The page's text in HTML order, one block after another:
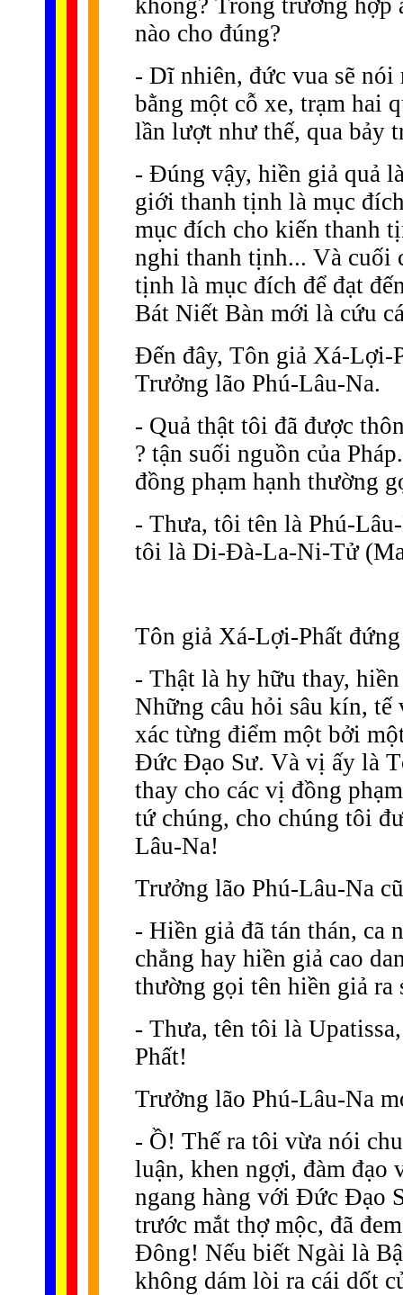
không? Trong trường hợp
nào cho đúng?
- Dĩ nhiên, đức vua sẽ
bằng một cỗ xe, trạm hai
lần lượt như thế, qua bảy
- Ðúng vậy, hiền giả quả
giới thanh tịnh là mục
mục đích cho kiến thanh
nghi thanh tịnh... Và cuối
tịnh là mục đích để đạt
Bát Niết Bàn mới là cứu
Ðến đây, Tôn giả Xá-Lợi-
Trưởng lão Phú-Lâu-Na.
- Quả thật tôi đã được
? tận suối nguồn của
đồng phạm hạnh thường
- Thưa, tôi tên là Phú-
tôi là Di-Ðà-La-Ni-Tử
Tôn giả Xá-Lợi-Phất
- Thật là hy hữu thay,
Những câu hỏi sâu kín,
xác từng điểm một bởi
Ðức Ðạo Sư. Và vị ấy là
thay cho các vị đồng
tứ chúng, cho chúng tôi
Lâu-Na!
Trưởng lão Phú-Lâu-Na
- Hiền giả đã tán thán, ca
chẳng hay hiền giả cao
thường gọi tên hiền giả ra
- Thưa, tên tôi là
Phất!
Trưởng lão Phú-Lâu-Na
- Ồ! Thế ra tôi vừa nói
luận, khen ngợi, đàm
ngang hàng với Ðức Ðạo
trước mắt thợ mộc, đã
Ðông! Nếu biết Ngài là
không dám lòi ra cái dốt